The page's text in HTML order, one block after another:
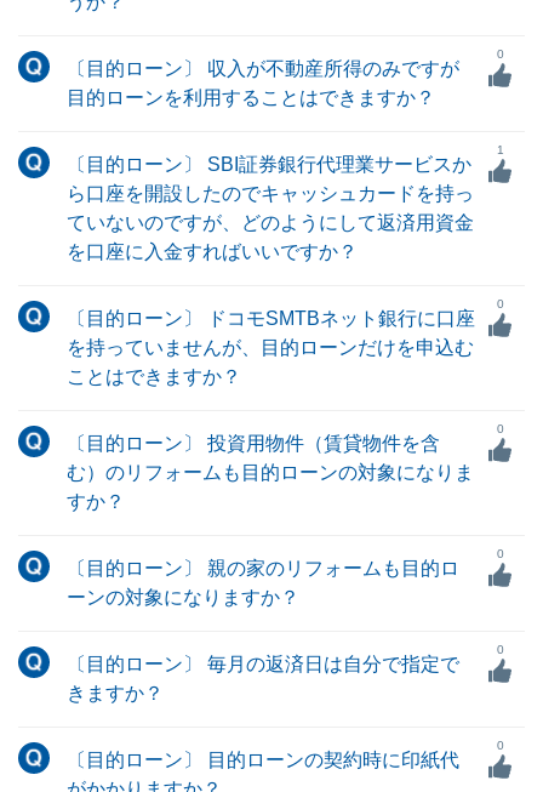
〔目的ローン〕 収入が不動産所得のみですが
目的ローンを利用することはできますか？
0
〔目的ローン〕 SBI証券銀行代理業サービスか
ら口座を開設したのでキャッシュカードを持っ
ていないのですが、どのようにして返済用資金
を口座に入金すればいいですか？
1
〔目的ローン〕 ドコモSMTBネット銀行に口座
を持っていませんが、目的ローンだけを申込む
ことはできますか？
0
〔目的ローン〕 投資用物件（賃貸物件を含
む）のリフォームも目的ローンの対象になりま
すか？
0
〔目的ローン〕 親の家のリフォームも目的ロ
ーンの対象になりますか？
0
〔目的ローン〕 毎月の返済日は自分で指定で
きますか？
0
〔目的ローン〕 目的ローンの契約時に印紙代
0